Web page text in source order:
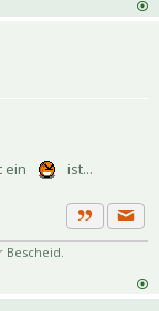
ein ist...
Zitat
Bescheid.